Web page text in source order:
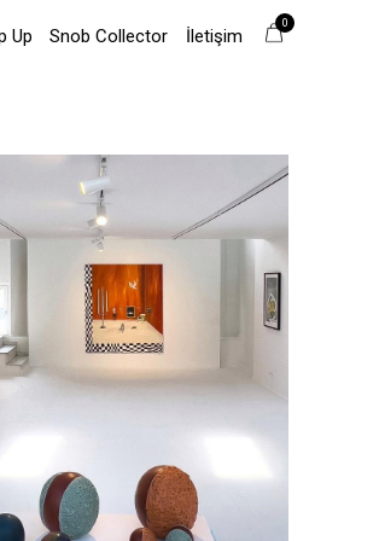
Up Snob Collector İletişim
0